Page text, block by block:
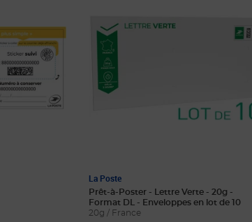
La Poste
Prêt-à-Poster - Lettre Verte - 20g -
Format DL - Enveloppes en lot de 10
20g / France